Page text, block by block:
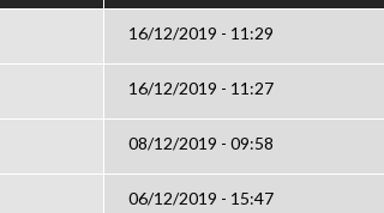
16/12/2019 - 11:29
16/12/2019 - 11:27
08/12/2019 - 09:58
06/12/2019 - 15:47